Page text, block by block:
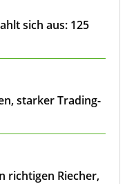
sich aus: 125
starker Trading-
richtigen Riecher,